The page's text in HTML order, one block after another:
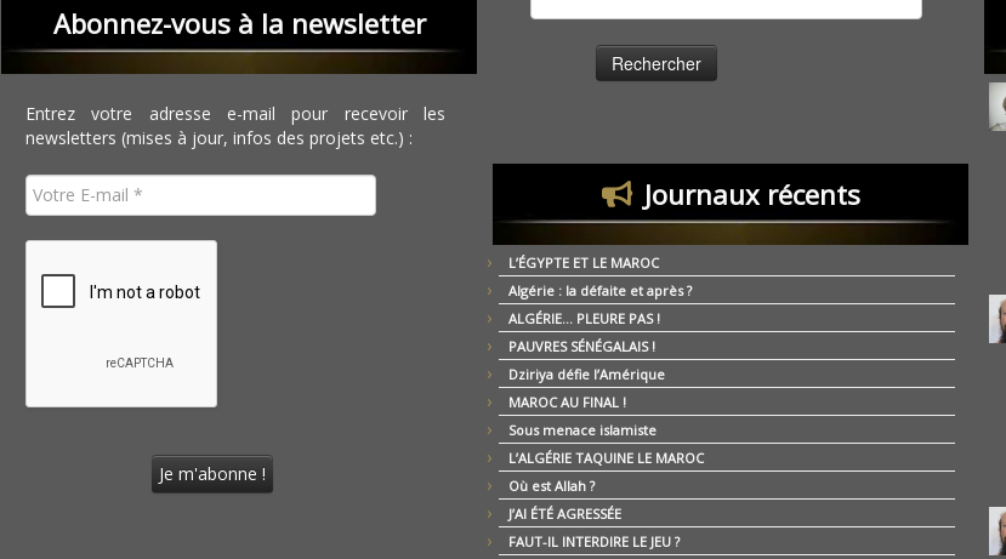
Abonnez-vous à la newsletter
Entrez votre adresse e-mail pour recevoir les
newsletters (mises à jour, infos des projets etc.) :
Journaux récents
L’ÉGYPTE ET LE MAROC
Algérie : la défaite et après ?
ALGÉRIE… PLEURE PAS !
PAUVRES SÉNÉGALAIS !
Dziriya défie l’Amérique
MAROC AU FINAL !
Sous menace islamiste
L’ALGÉRIE TAQUINE LE MAROC
Où est Allah ?
J’AI ÉTÉ AGRESSÉE
FAUT-IL INTERDIRE LE JEU ?